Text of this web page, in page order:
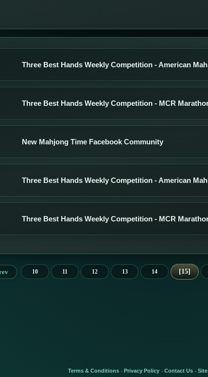
Three Best Hands Weekly Competition - American
Three Best Hands Weekly Competition - MCR
New Mahjong Time Facebook Community
Three Best Hands Weekly Competition - American
Three Best Hands Weekly Competition - MCR
10 11 12 13 14 15
Terms & Conditions - Privacy Policy - Contact Us -